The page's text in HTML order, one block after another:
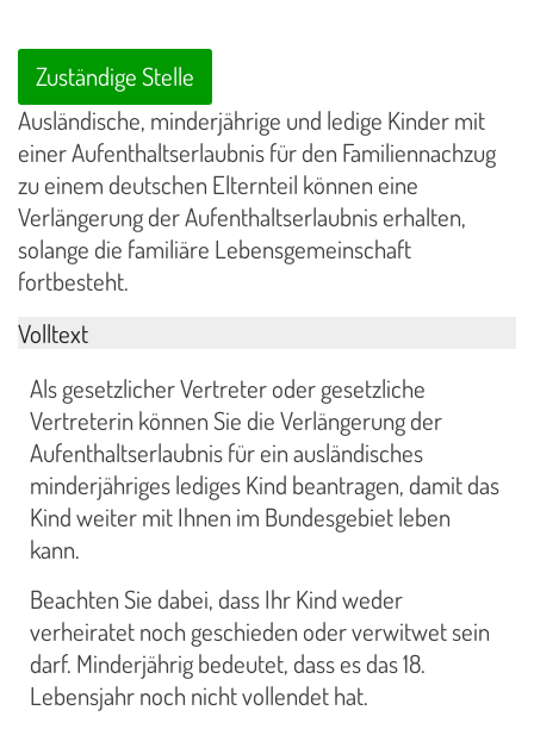
Zuständige Stelle
Ausländische, minderjährige und ledige Kinder mit
einer Aufenthaltserlaubnis für den Familiennachzug
zu einem deutschen Elternteil können eine
Verlängerung der Aufenthaltserlaubnis erhalten,
solange die familiäre Lebensgemeinschaft
fortbesteht.
Volltext
Als gesetzlicher Vertreter oder gesetzliche
Vertreterin können Sie die Verlängerung der
Aufenthaltserlaubnis für ein ausländisches
minderjähriges lediges Kind beantragen, damit das
Kind weiter mit Ihnen im Bundesgebiet leben
kann.
Beachten Sie dabei, dass Ihr Kind weder
verheiratet noch geschieden oder verwitwet sein
darf. Minderjährig bedeutet, dass es das 18.
Lebensjahr noch nicht vollendet hat.